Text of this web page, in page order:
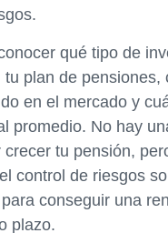
qué tipo de
tu plan de pensiones,
en el mercado y
promedio. No hay
crecer tu pensión,
control de riesgos
conseguir una
plazo.